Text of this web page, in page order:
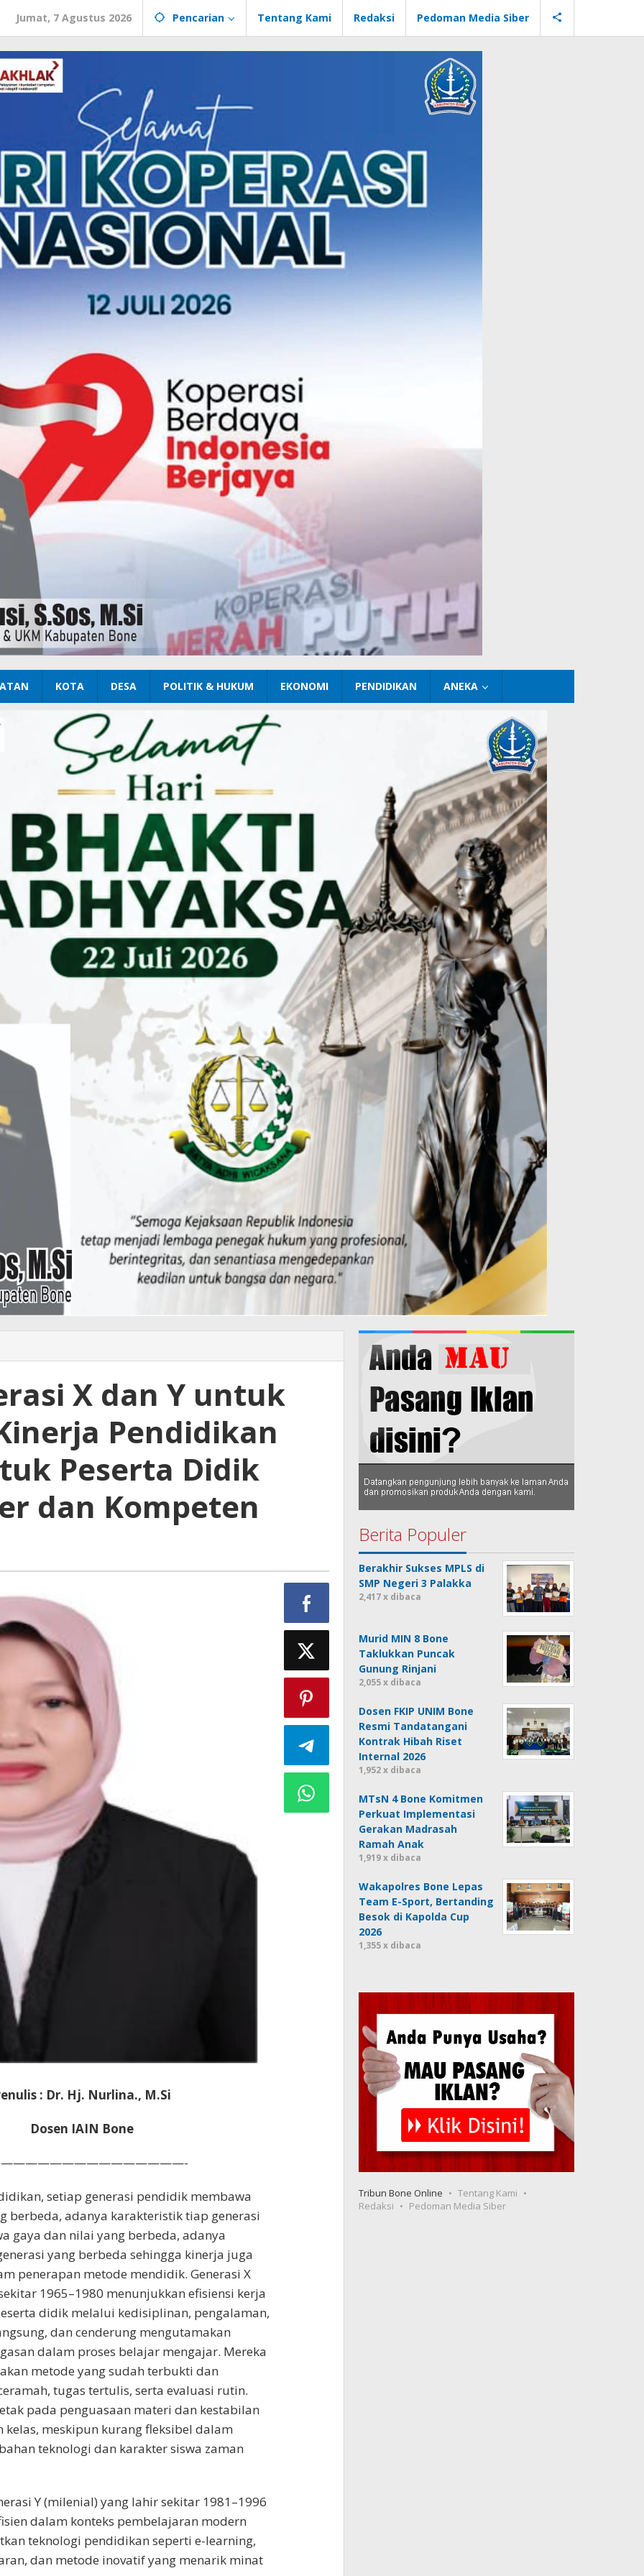
Jumat, 7 Agustus 2026 Pencarian Tentang Kami Redaksi Pedoman Media Siber
KOTA DESA POLITIK & HUKUM EKONOMI PENDIDIKAN ANEKA
X dan Y untuk
Pendidikan
Peserta Didik
dan Kompeten
: Dr. Hj. Nurlina., M.Si
Dosen IAIN Bone
setiap generasi pendidik membawa
berbeda, adanya karakteristik tiap generasi
gaya dan nilai yang berbeda, adanya
yang berbeda sehingga kinerja juga
penerapan metode mendidik. Generasi X
1965–1980 menunjukkan efisiensi kerja
didik melalui kedisiplinan, pengalaman,
dan cenderung mengutamakan
dalam proses belajar mengajar. Mereka
metode yang sudah terbukti dan
tugas tertulis, serta evaluasi rutin.
pada penguasaan materi dan kestabilan
kelas, meskipun kurang fleksibel dalam
teknologi dan karakter siswa zaman
Y (milenial) yang lahir sekitar 1981–1996
dalam konteks pembelajaran modern
teknologi pendidikan seperti e-learning,
dan metode inovatif yang menarik minat
Berita Populer
Berakhir Sukses MPLS di
SMP Negeri 3 Palakka
2,417 x dibaca
Murid MIN 8 Bone
Taklukkan Puncak
Gunung Rinjani
2,055 x dibaca
Dosen FKIP UNIM Bone
Resmi Tandatangani
Kontrak Hibah Riset
Internal 2026
1,952 x dibaca
MTsN 4 Bone Komitmen
Perkuat Implementasi
Gerakan Madrasah
Ramah Anak
1,919 x dibaca
Wakapolres Bone Lepas
Team E-Sport, Bertanding
Besok di Kapolda Cup
2026
1,355 x dibaca
Tribun Bone Online
Tentang Kami
Redaksi
Pedoman Media Siber